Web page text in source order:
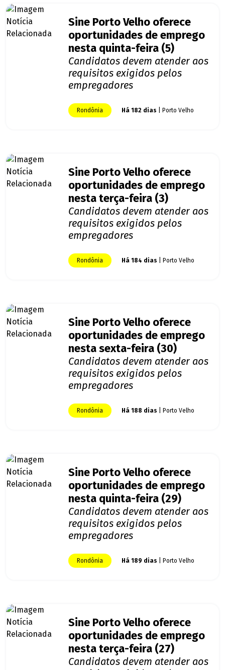
Sine Porto Velho oferece
oportunidades de emprego
nesta quinta-feira (5)
Candidatos devem atender aos
requisitos exigidos pelos
empregadores
Rondônia Há 182 dias | Porto Velho
Sine Porto Velho oferece
oportunidades de emprego
nesta terça-feira (3)
Candidatos devem atender aos
requisitos exigidos pelos
empregadores
Rondônia Há 184 dias | Porto Velho
Sine Porto Velho oferece
oportunidades de emprego
nesta sexta-feira (30)
Candidatos devem atender aos
requisitos exigidos pelos
empregadores
Rondônia Há 188 dias | Porto Velho
Sine Porto Velho oferece
oportunidades de emprego
nesta quinta-feira (29)
Candidatos devem atender aos
requisitos exigidos pelos
empregadores
Rondônia Há 189 dias | Porto Velho
Sine Porto Velho oferece
oportunidades de emprego
nesta terça-feira (27)
Candidatos devem atender aos